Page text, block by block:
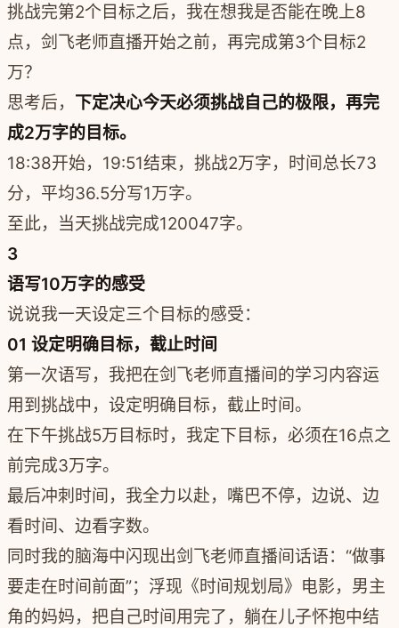
挑战完第2个目标之后，我在想我是否能在晚上8
点，剑飞老师直播开始之前，再完成第3个目标2
万？
思考后， 下定决心今天必须挑战自己的极限，再完
成2万字的目标。
18:38开始，19:51结束，挑战2万字，时间总长73
分，平均36.5分写1万字。
至此，当天挑战完成120047字。
3
语写10万字的感受
说说我一天设定三个目标的感受：
01 设定明确目标，截止时间
第一次语写，我把在剑飞老师直播间的学习内容运
用到挑战中，设定明确目标，截止时间。
在下午挑战5万目标时，我定下目标，必须在16点之
前完成3万字。
最后冲刺时间，我全力以赴，嘴巴不停，边说、边
看时间、边看字数。
同时我的脑海中闪现出剑飞老师直播间话语：“做事
要走在时间前面”；浮现《时间规划局》电影，男主
角的妈妈，把自己时间用完了，躺在儿子怀抱中结